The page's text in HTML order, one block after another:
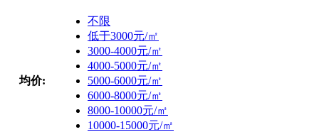
均价:
不限
低于3000元/㎡
3000-4000元/㎡
4000-5000元/㎡
5000-6000元/㎡
6000-8000元/㎡
8000-10000元/㎡
10000-15000元/㎡